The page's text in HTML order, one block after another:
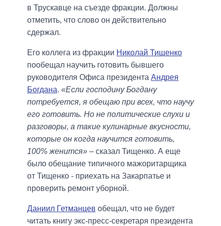
в Трускавце на съезде фракции. Должны
отметить, что слово он действительно
сдержал.
Его коллега из фракции Николай Тищенко
пообещал научить готовить бывшего
руководителя Офиса президента Андрея
Богдана. «Если господину Богдану
потребуется, я обещаю при всех, что научу
его готовить. Но не политические слухи и
разговоры, а такие кулинарные вкусности,
которые он когда научится готовить,
100% женится» – сказал Тищенко. А еще
было обещание типичного мажоритарщика
от Тищенко - приехать на Закарпатье и
проверить ремонт уборной.
Даниил Гетманцев обещал, что не будет
читать книгу экс-пресс-секретаря президента